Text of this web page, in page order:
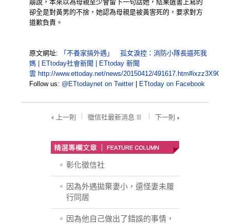
崩說，本來以為母親至少會留下一句話她，結果遺書上寫的
卻全是對黃男的不捨，她認為母親是被黃害死的，要求對方
道歉負責。
原文網址:
「不養家搞外遇」 孤女淚控：消防小隊長逼死我
媽 | ETtoday社會新聞 | ETtoday 新聞
雲 http://www.ettoday.net/news/20150412/
Follow us: @ETtodaynet on Twitter| ETtoday on Facebook
上一則 徵信社最新消息 下一則
彰化徵信社
因為外遇拋棄妻小，還怪妻未履
行同居
因為他自己做出了錯誤的事情，